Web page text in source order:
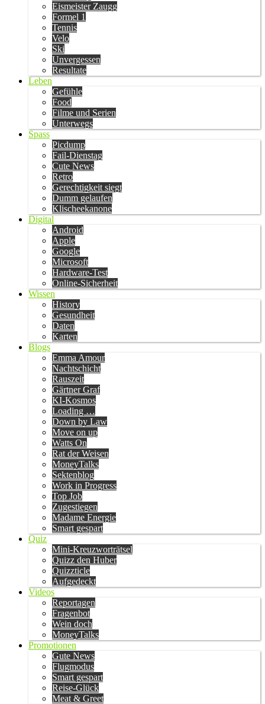
Eismeister Zaugg
Formel 1
Tennis
Velo
Ski
Unvergessen
Resultate
Leben
Gefühle
Food
Filme und Serien
Unterwegs
Spass
Picdump
Fail-Dienstag
Cute News
Retro
Gerechtigkeit siegt
Dumm gelaufen
Klischeekanone
Digital
Android
Apple
Google
Microsoft
Hardware-Test
Online-Sicherheit
Wissen
History
Gesundheit
Daten
Karten
Blogs
Emma Amour
Nachtschicht
Rauszeit
Gärtner Graf
KI-Kosmos
Loading …
Down by Law
Move on up
Watts On
Rat der Weisen
MoneyTalks
Sektenblog
Work in Progress
Top Job
Zugestiegen
Madame Energie
Smart gespart
Quiz
Mini-Kreuzworträtsel
Quizz den Huber
Quizzticle
Aufgedeckt
Videos
Reportagen
Fragenbot
Wein doch
MoneyTalks
Promotionen
Gute News
Flugmodus
Smart gespart
Reise-Glück
Meat & Greet